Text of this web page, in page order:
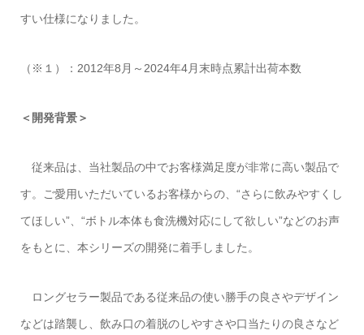
すい仕様になりました。
（※１）：2012年8月～2024年4月末時点累計出荷本数
＜開発背景＞
従来品は、当社製品の中でお客様満足度が非常に高い製品で
す。ご愛用いただいているお客様からの、“さらに飲みやすくし
てほしい”、“ボトル本体も食洗機対応にして欲しい”などのお声
をもとに、本シリーズの開発に着手しました。
ロングセラー製品である従来品の使い勝手の良さやデザイン
などは踏襲し、飲み口の着脱のしやすさや口当たりの良さなど